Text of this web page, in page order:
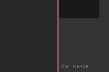
#13 REPORT